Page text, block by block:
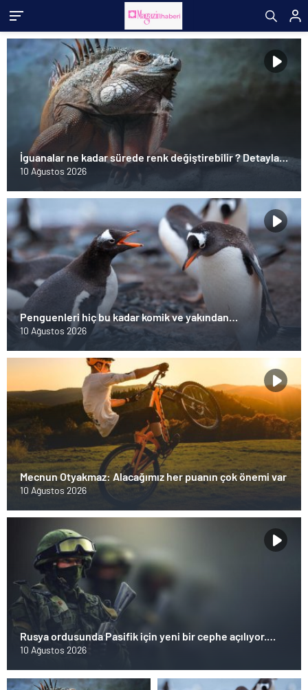
İguanalar ne kadar sürede renk değiştirebilir ? Detaylar
burada…
10 Ağustos 2026
Penguenleri hiç bu kadar komik ve yakından
görmemiştiniz
10 Ağustos 2026
Mecnun Otyakmaz: Alacağımız her puanın çok önemi var
10 Ağustos 2026
Rusya ordusunda Pasifik için yeni bir cephe açılıyor.
Çin’in ilk tepkisi!
10 Ağustos 2026